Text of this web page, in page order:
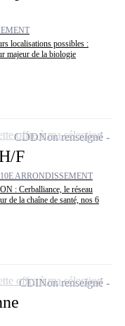
localisations possibles :
majeur de la biologie
F
ARRONDISSEMENT
: Cerballiance, le réseau
de la chaîne de santé, nos 6
CDDNon renseigné
offre à ma sélection
CDINon renseigné
offre à ma sélection